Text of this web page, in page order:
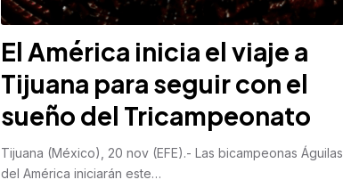
El América inicia el viaje a
Tijuana para seguir con el
sueño del Tricampeonato
Tijuana (México), 20 nov (EFE).- Las bicampeonas Águilas
del América iniciarán este…